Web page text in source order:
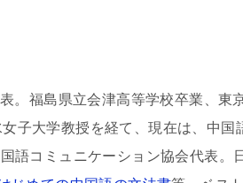
。福島県立会津高等学校卒業、東
子大学教授を経て、現在は、中国
語コミュニケーション協会代表。